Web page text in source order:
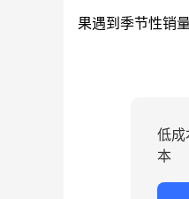
果遇到季节性销
低成
本